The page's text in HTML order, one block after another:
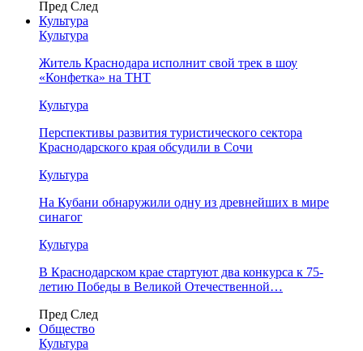
Пред След
Культура
Культура
Житель Краснодара исполнит свой трек в шоу
«Конфетка» на ТНТ
Культура
Перспективы развития туристического сектора
Краснодарского края обсудили в Сочи
Культура
На Кубани обнаружили одну из древнейших в мире
синагог
Культура
В Краснодарском крае стартуют два конкурса к 75-
летию Победы в Великой Отечественной…
Пред След
Общество
Культура